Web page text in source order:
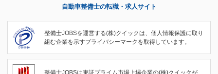
自動車整備士の転職・求人サイト
整備士JOBSを運営する(株)クイックは、個人情報保護に取り
組む企業を示すプライバシーマークを取得しています。